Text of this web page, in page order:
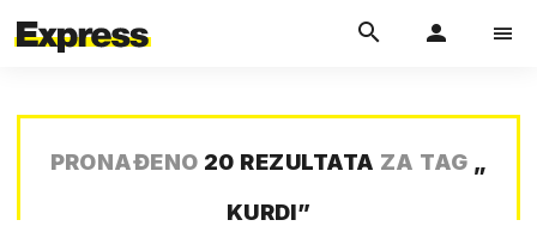
PRONAĐENO 20 REZULTATA ZA TAG „
KURDI”